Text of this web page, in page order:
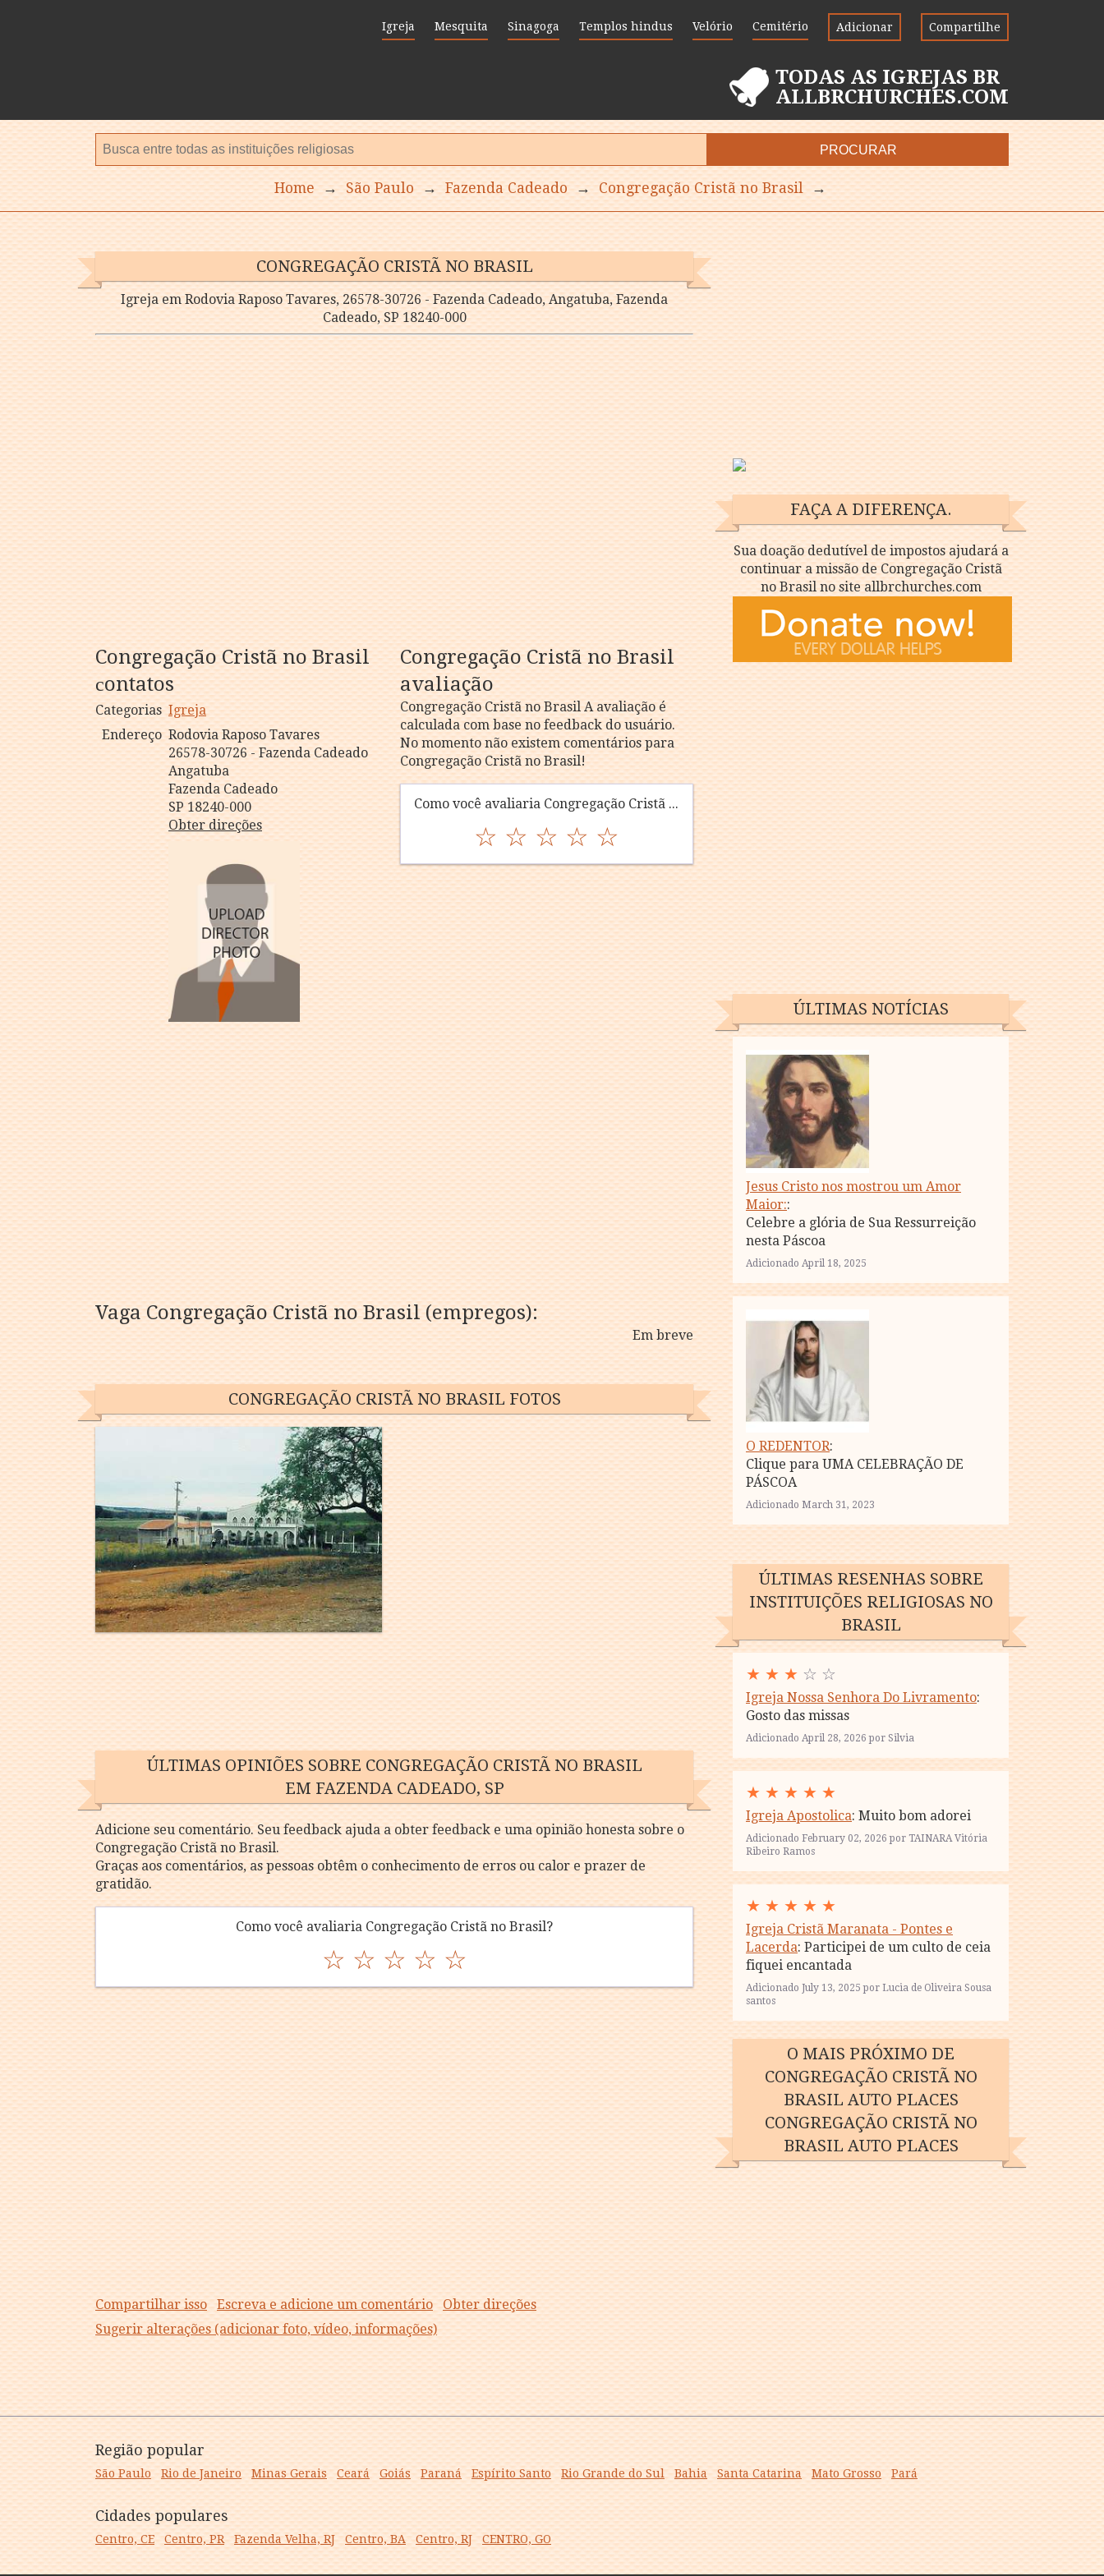
Igreja Mesquita Sinagoga Templos hindus Velório Cemitério Adicionar Compartilhe
TODAS AS IGREJAS BR
ALLBRCHURCHES.COM
PROCURAR
Home →São Paulo →Fazenda Cadeado →Congregação Cristã no Brasil →
CONGREGAÇÃO CRISTÃ NO BRASIL
Igreja em Rodovia Raposo Tavares, 26578-30726 - Fazenda Cadeado, Angatuba, Fazenda
Cadeado, SP 18240-000
Congregação Cristã no Brasil
сontatos
Categorias Igreja
Endereço Rodovia Raposo Tavares
26578-30726 - Fazenda Cadeado
Angatuba
Fazenda Cadeado
SP 18240-000
Obter direções
Congregação Cristã no Brasil
avaliação
Congregação Cristã no Brasil A avaliação é
calculada com base no feedback do usuário.
No momento não existem comentários para
Congregação Cristã no Brasil!
Como você avaliaria Congregação Cristã no Brasil?
☆ ☆ ☆ ☆ ☆
Vaga Congregação Cristã no Brasil (empregos):
Em breve
CONGREGAÇÃO CRISTÃ NO BRASIL FOTOS
ÚLTIMAS OPINIÕES SOBRE CONGREGAÇÃO CRISTÃ NO BRASIL
EM FAZENDA CADEADO, SP
Adicione seu comentário. Seu feedback ajuda a obter feedback e uma opinião honesta sobre o
Congregação Cristã no Brasil.
Graças aos comentários, as pessoas obtêm o conhecimento de erros ou calor e prazer de
gratidão.
Como você avaliaria Congregação Cristã no Brasil?
☆ ☆ ☆ ☆ ☆
Compartilhar isso Escreva e adicione um comentário
Obter direções
Sugerir alterações (adicionar foto, vídeo, informações)
FAÇA A DIFERENÇA.
Sua doação dedutível de impostos ajudará a
continuar a missão de Congregação Cristã
no Brasil no site allbrchurches.com
ÚLTIMAS NOTÍCIAS
Jesus Cristo nos mostrou um Amor
Maior::
Celebre a glória de Sua Ressurreição
nesta Páscoa
Adicionado April 18, 2025
O REDENTOR:
Clique para UMA CELEBRAÇÃO DE
PÁSCOA
Adicionado March 31, 2023
ÚLTIMAS RESENHAS SOBRE
INSTITUIÇÕES RELIGIOSAS NO
BRASIL
★ ★ ★ ☆ ☆
Igreja Nossa Senhora Do Livramento:
Gosto das missas
Adicionado April 28, 2026 por Silvia
★ ★ ★ ★ ★
Igreja Apostolica: Muito bom adorei
Adicionado February 02, 2026 por TAINARA Vitória
Ribeiro Ramos
★ ★ ★ ★ ★
Igreja Cristã Maranata - Pontes e
Lacerda: Participei de um culto de ceia
fiquei encantada
Adicionado July 13, 2025 por Lucia de Oliveira Sousa
santos
O MAIS PRÓXIMO DE
CONGREGAÇÃO CRISTÃ NO
BRASIL AUTO PLACES
CONGREGAÇÃO CRISTÃ NO
BRASIL AUTO PLACES
Região popular
São Paulo Rio de Janeiro Minas Gerais Ceará Goiás Paraná Espírito Santo Rio Grande do Sul Bahia Santa Catarina Mato Grosso Pará
Cidades populares
Centro, CE Centro, PR Fazenda Velha, RJ Centro, BA Centro, RJ CENTRO, GO